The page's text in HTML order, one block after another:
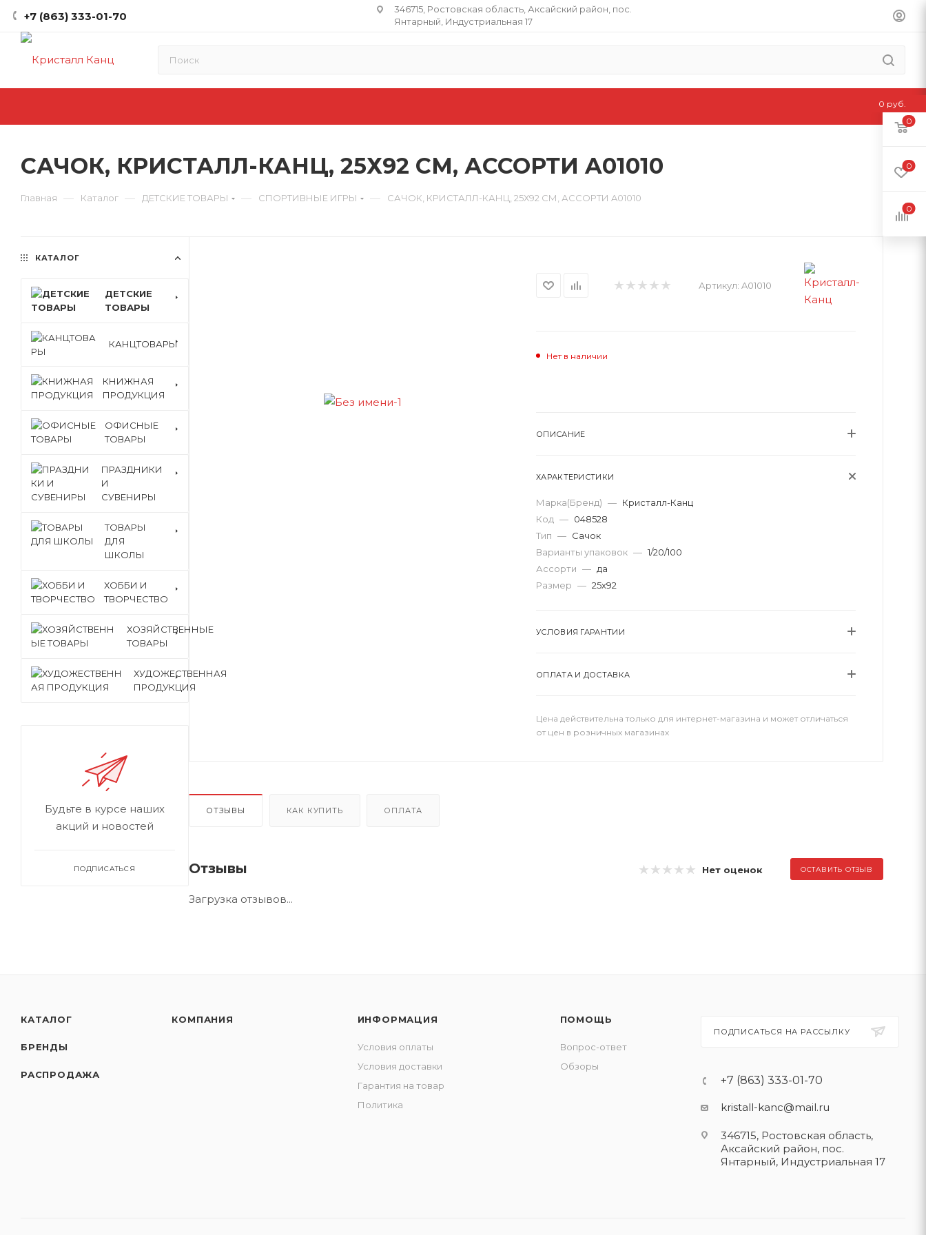
+7 (863) 333-01-70
346715, Ростовская область​, Аксайский район, пос.
Янтарный, Индустриальная 17
САЧОК, КРИСТАЛЛ-КАНЦ, 25Х92 СМ, АССОРТИ A01010
Главная — Каталог — ДЕТСКИЕ ТОВАРЫ — СПОРТИВНЫЕ ИГРЫ — САЧОК, КРИСТАЛЛ-КАНЦ, 25Х92 СМ, АССОРТИ A01010
Артикул: A01010
Нет в наличии
ОПИСАНИЕ
ХАРАКТЕРИСТИКИ
Марка(Бренд) — Кристалл-Канц
Код — 048528
Тип — Сачок
Варианты упаковок — 1/20/100
Ассорти — да
Размер — 25х92
УСЛОВИЯ ГАРАНТИИ
ОПЛАТА И ДОСТАВКА
Цена действительна только для интернет-магазина и может отличаться
от цен в розничных магазинах
ОТЗЫВЫ КАК КУПИТЬ ОПЛАТА
Отзывы Нет оценок ОСТАВИТЬ ОТЗЫВ
Загрузка отзывов...
КАТАЛОГ
ДЕТСКИЕ
ТОВАРЫ
КАНЦТОВАРЫ
КНИЖНАЯ
ПРОДУКЦИЯ
ОФИСНЫЕ
ТОВАРЫ
ПРАЗДНИКИ
И
СУВЕНИРЫ
ТОВАРЫ
ДЛЯ
ШКОЛЫ
ХОББИ И
ТВОРЧЕСТВО
ХОЗЯЙСТВЕННЫЕ
ТОВАРЫ
ХУДОЖЕСТВЕННАЯ
ПРОДУКЦИЯ
Будьте в курсе наших
акций и новостей
ПОДПИСАТЬСЯ
КАТАЛОГ
БРЕНДЫ
РАСПРОДАЖА
КОМПАНИЯ ИНФОРМАЦИЯ
Условия оплаты
Условия доставки
Гарантия на товар
Политика
ПОМОЩЬ
Вопрос-ответ
Обзоры
ПОДПИСАТЬСЯ НА РАССЫЛКУ
+7 (863) 333-01-70
kristall-kanc@mail.ru
346715, Ростовская область​,
Аксайский район, пос.
Янтарный, Индустриальная 17
0
0
0
0 руб.